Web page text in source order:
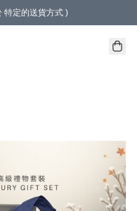
特定的送貨方式 )